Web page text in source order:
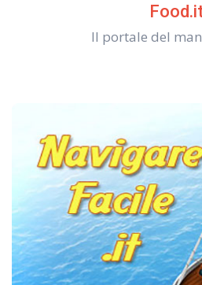
Il portale del